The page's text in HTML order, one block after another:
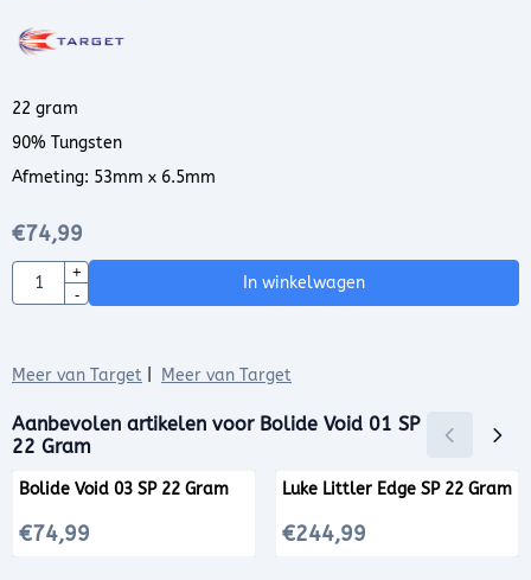
22 gram
90% Tungsten
Afmeting: 53mm x 6.5mm
€74,99
Aantal
+
-
In winkelwagen
Meer van Target Meer van Target
Aanbevolen artikelen voor Bolide Void 01 SP
22 Gram
Bolide Void 03 SP 22 Gram
Prijs: 74,99
€74,99
Luke Littler Edge SP 22 Gram
Prijs: 244,99
€244,99